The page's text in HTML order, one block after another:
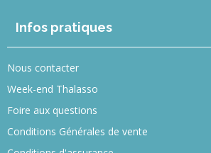
Infos pratiques
Nous contacter
Week-end Thalasso
Foire aux questions
Conditions Générales de vente